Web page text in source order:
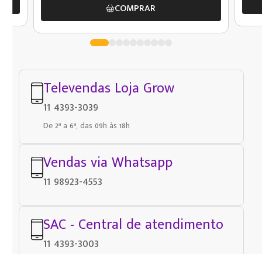
COMPRAR
Televendas Loja Grow
11 4393-3039
De 2ª a 6ª, das 09h às 18h
Vendas via Whatsapp
11 98923-4553
SAC - Central de atendimento
11 4393-3003